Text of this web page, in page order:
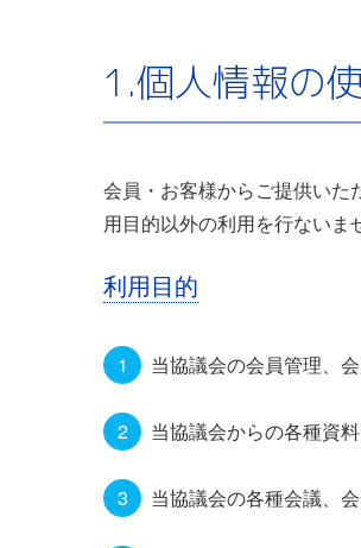
1.個人情報の
会員・お客様からご提供いた
用目的以外の利用を行ないま
利用目的
当協議会の会員管理、会
当協議会からの各種資
当協議会の各種会議、